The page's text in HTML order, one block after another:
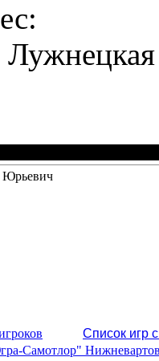
Юрьевич
Список игр
Самотлор"